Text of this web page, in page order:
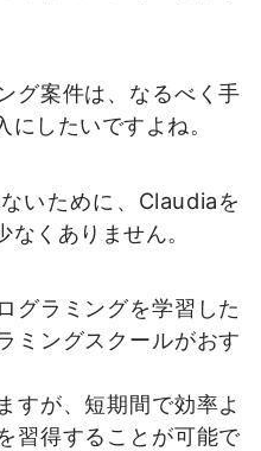
グ案件は、なるべく手
したいですよね。
いために、Claudiaを
くありません。
グラミングを学習した
ミングスクールがおす
すが、短期間で効率よ
習得することが可能で